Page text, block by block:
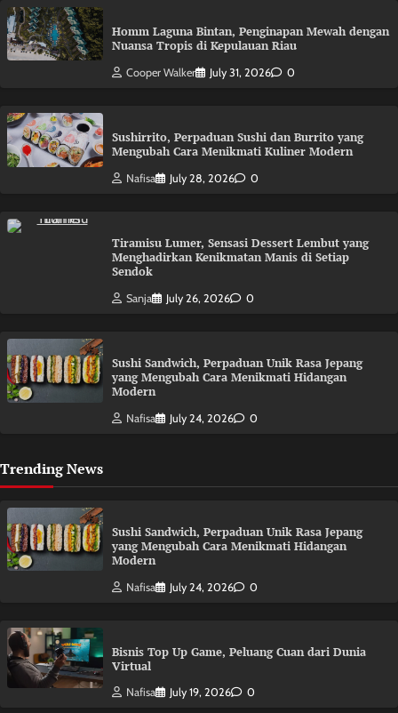
Homm Laguna Bintan, Penginapan Mewah dengan
Nuansa Tropis di Kepulauan Riau
Cooper Walker July 31, 2026 0
Sushirrito, Perpaduan Sushi dan Burrito yang
Mengubah Cara Menikmati Kuliner Modern
Nafisa July 28, 2026 0
Tiramisu Lumer, Sensasi Dessert Lembut yang
Menghadirkan Kenikmatan Manis di Setiap
Sendok
Sanja July 26, 2026 0
Sushi Sandwich, Perpaduan Unik Rasa Jepang
yang Mengubah Cara Menikmati Hidangan
Modern
Nafisa July 24, 2026 0
Trending News
Sushi Sandwich, Perpaduan Unik Rasa Jepang
yang Mengubah Cara Menikmati Hidangan
Modern
Nafisa July 24, 2026 0
Bisnis Top Up Game, Peluang Cuan dari Dunia
Virtual
Nafisa July 19, 2026 0